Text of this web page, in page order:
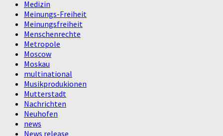
Medizin
Meinungs-Freiheit
Meinungsfreiheit
Menschenrechte
Metropole
Moscow
Moskau
multinational
Musikprodukionen
Mutterstadt
Nachrichten
Neuhofen
news
News release